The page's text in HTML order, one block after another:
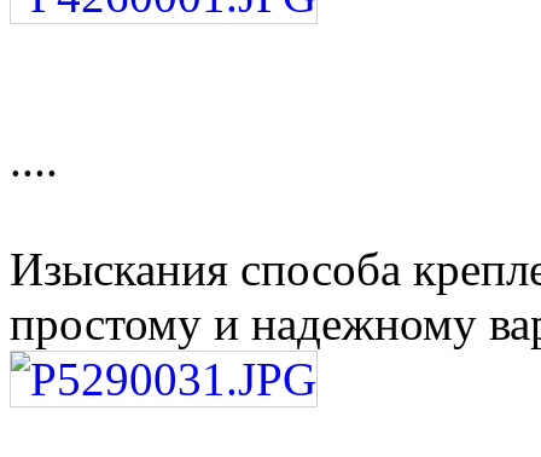
....
Изыскания способа
простому и надежному